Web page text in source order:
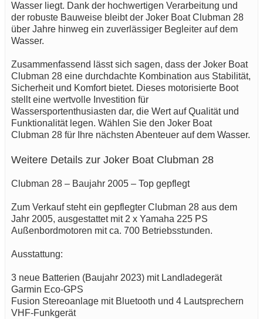
Wasser liegt. Dank der hochwertigen Verarbeitung und
der robuste Bauweise bleibt der Joker Boat Clubman 28
über Jahre hinweg ein zuverlässiger Begleiter auf dem
Wasser.
Zusammenfassend lässt sich sagen, dass der Joker Boat
Clubman 28 eine durchdachte Kombination aus Stabilität,
Sicherheit und Komfort bietet. Dieses motorisierte Boot
stellt eine wertvolle Investition für
Wassersportenthusiasten dar, die Wert auf Qualität und
Funktionalität legen. Wählen Sie den Joker Boat
Clubman 28 für Ihre nächsten Abenteuer auf dem Wasser.
Weitere Details zur Joker Boat Clubman 28
Clubman 28 – Baujahr 2005 – Top gepflegt
Zum Verkauf steht ein gepflegter Clubman 28 aus dem
Jahr 2005, ausgestattet mit 2 x Yamaha 225 PS
Außenbordmotoren mit ca. 700 Betriebsstunden.
Ausstattung:
3 neue Batterien (Baujahr 2023) mit Landladegerät
Garmin Eco-GPS
Fusion Stereoanlage mit Bluetooth und 4 Lautsprechern
VHF-Funkgerät